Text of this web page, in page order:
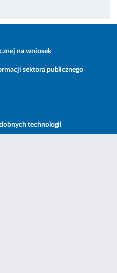
na wniosek
sektora publicznego
technologii